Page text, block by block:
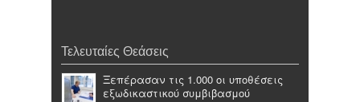
Τελευταίες Θεάσεις
Ξεπέρασαν τις 1.000 οι υποθέσεις
εξωδικαστικού συμβιβασμού